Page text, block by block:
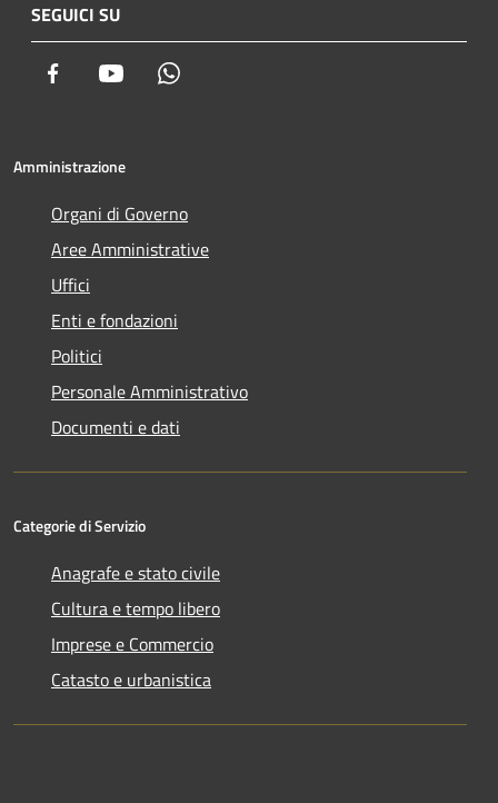
SEGUICI SU
Facebook Youtube
Amministrazione
Organi di Governo
Aree Amministrative
Uffici
Enti e fondazioni
Politici
Personale Amministrativo
Documenti e dati
Categorie di Servizio
Anagrafe e stato civile
Cultura e tempo libero
Imprese e Commercio
Catasto e urbanistica